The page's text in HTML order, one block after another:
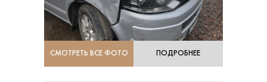
СМОТРЕТЬ ВСЕ ФОТО ПОДРОБНЕЕ